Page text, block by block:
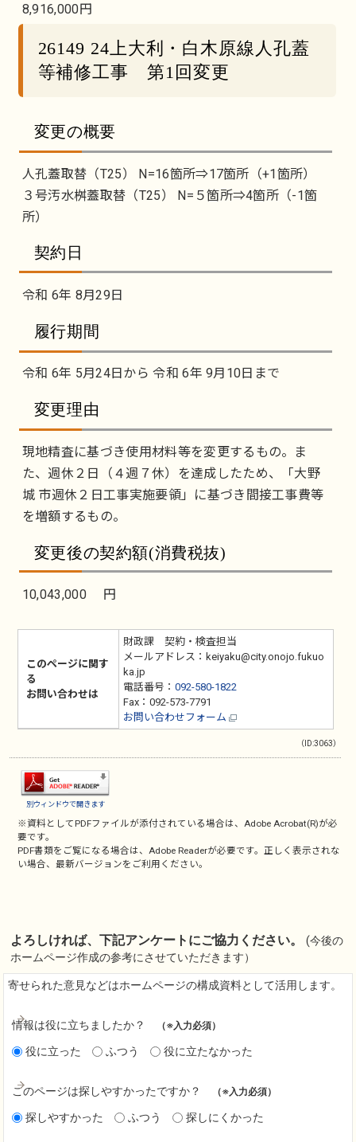
8,916,000円
26149 24上大利・白木原線人孔蓋
等補修工事 第1回変更
変更の概要
人孔蓋取替（T25） N=16箇所⇒17箇所（+1箇所）
３号汚水桝蓋取替（T25） N=５箇所⇒4箇所（-1箇
所）
契約日
令和 6年 8月29日
履行期間
令和 6年 5月24日から 令和 6年 9月10日まで
変更理由
現地精査に基づき使用材料等を変更するもの。ま
た、週休２日（４週７休）を達成したため、「大野
城 市週休２日工事実施要領」に基づき間接工事費等
を増額するもの。
変更後の契約額(消費税抜)
10,043,000 円
このページに関す
る
お問い合わせは
財政課 契約・検査担当
メールアドレス：keiyaku@city.onojo.fukuo
ka.jp
電話番号： 092-580-1822
Fax：092-573-7791
お問い合わせフォーム
（ID:3063）
別ウィンドウで開きます
※資料としてPDFファイルが添付されている場合は、Adobe Acrobat(R)が必
要です。
PDF書類をご覧になる場合は、Adobe Readerが必要です。正しく表示されな
い場合、最新バージョンをご利用ください。